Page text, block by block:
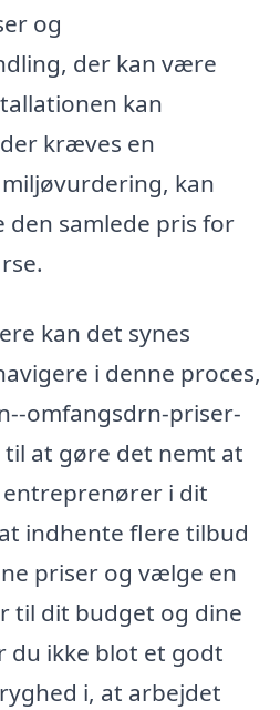
og
der kan være
kan
kræves en
kan
den samlede pris for
kan det synes
i denne proces,
omfangsdrn-priser-
at gøre det nemt at
i dit
indhente flere tilbud
priser og vælge en
til dit budget og dine
du ikke blot et godt
i, at arbejdet